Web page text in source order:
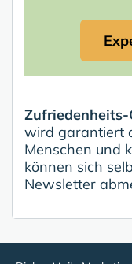
Zufriedenheits-
wird garantiert
Menschen und
können sich
Newsletter